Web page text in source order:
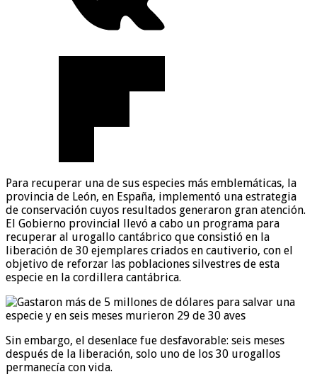
Para recuperar una de sus especies más emblemáticas, la
provincia de León, en España, implementó una estrategia
de conservación cuyos resultados generaron gran atención.
El Gobierno provincial llevó a cabo un programa para
recuperar al urogallo cantábrico que consistió en la
liberación de 30 ejemplares criados en cautiverio, con el
objetivo de reforzar las poblaciones silvestres de esta
especie en la cordillera cantábrica.
Sin embargo, el desenlace fue desfavorable: seis meses
después de la liberación, solo uno de los 30 urogallos
permanecía con vida.